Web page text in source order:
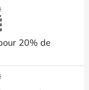
20% de